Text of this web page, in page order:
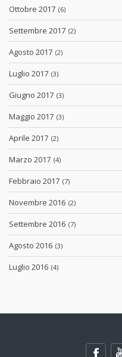
Ottobre 2017 (6)
Settembre 2017 (2)
Agosto 2017 (2)
Luglio 2017 (3)
Giugno 2017 (3)
Maggio 2017 (3)
Aprile 2017 (2)
Marzo 2017 (4)
Febbraio 2017 (7)
Novembre 2016 (2)
Settembre 2016 (7)
Agosto 2016 (3)
Luglio 2016 (4)